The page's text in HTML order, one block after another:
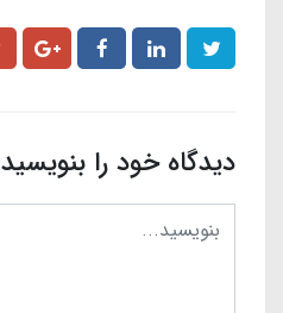
دیدگاه خود را بنویسید